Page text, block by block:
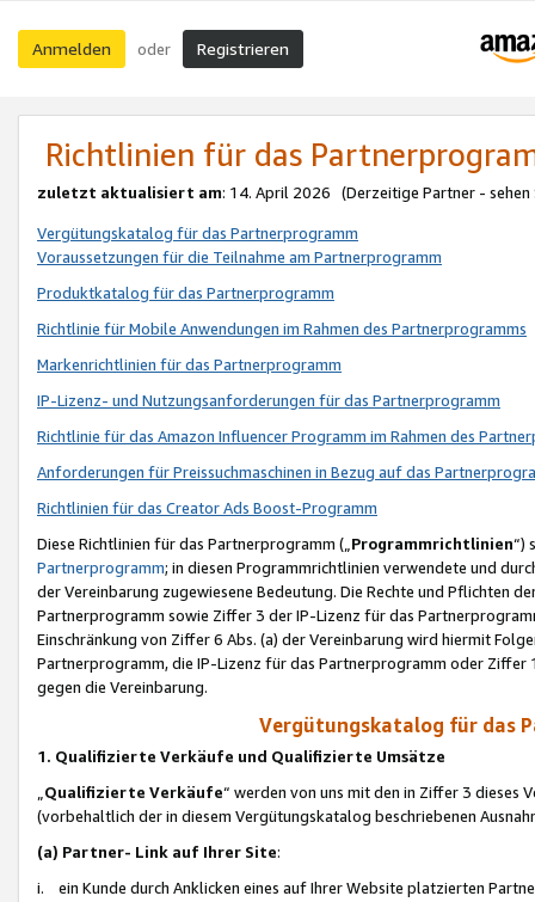
Anmelden oder Registrieren
Richtlinien für das
zuletzt aktualisiert am: 14. April 2026 (Derzeitige Partner - sehen
Vergütungskatalog für das Partnerprogramm
Voraussetzungen für die Teilnahme am Partnerprogramm
Produktkatalog für das Partnerprogramm
Richtlinie für Mobile Anwendungen im Rahmen des Partnerprogramms
Markenrichtlinien für das Partnerprogramm
IP-Lizenz- und Nutzungsanforderungen für das Partnerprogramm
Richtlinie für das Amazon Influencer Programm im Rahmen des
Anforderungen für Preissuchmaschinen in Bezug auf das
Richtlinien für das Creator Ads Boost-Programm
Diese Richtlinien für das Partnerprogramm („Programmrichtlinien“)
Partnerprogramm; in diesen Programmrichtlinien verwendete und
der Vereinbarung zugewiesene Bedeutung. Die Rechte und Pflichten
Partnerprogramm sowie Ziffer 3 der IP-Lizenz für das
Einschränkung von Ziffer 6 Abs. (a) der Vereinbarung wird hiermit
Partnerprogramm, die IP-Lizenz für das Partnerprogramm oder
gegen die Vereinbarung.
Vergütungskatalog für das
1. Qualifizierte Verkäufe und Qualifizierte Umsätze
Qualifizierte Verkäufe“ werden von uns mit den in Ziffer 3
(vorbehaltlich der in diesem Vergütungskatalog beschriebenen
(a) Partner- Link auf Ihrer Site:
i. ein Kunde durch Anklicken eines auf Ihrer Website platzierten